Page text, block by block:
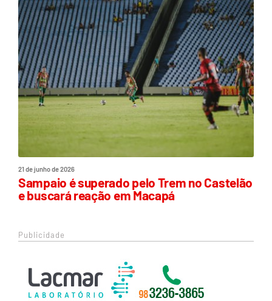
21 de junho de 2026
Sampaio é superado pelo Trem no Castelão
e buscará reação em Macapá
Publicidade